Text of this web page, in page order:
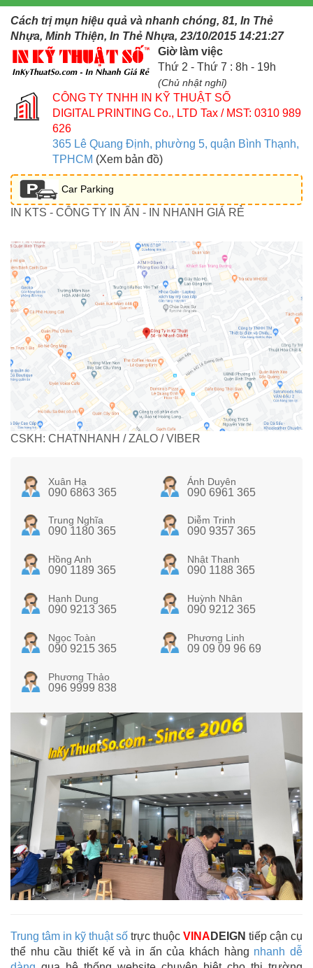
Cách trị mụn hiệu quả và nhanh chóng, 81, In Thẻ
Nhựa, Minh Thiện, In Thẻ Nhựa, 23/10/2015 14:21:27
Giờ làm việc
Thứ 2 - Thứ 7 : 8h - 19h
(Chủ nhật nghỉ)
CÔNG TY TNHH IN KỸ THUẬT SỐ
DIGITAL PRINTING Co., LTD Tax / MST: 0310 989
626
365 Lê Quang Định, phường 5, quận Bình Thạnh,
TPHCM (Xem bản đồ)
Car Parking
IN KTS - CÔNG TY IN ẤN - IN NHANH GIÁ RẺ
CSKH: CHATNHANH / ZALO / VIBER
Xuân Hạ
090 6863 365
Ánh Duyên
090 6961 365
Trung Nghĩa
090 1180 365
Diễm Trinh
090 9357 365
Hồng Anh
090 1189 365
Nhật Thanh
090 1188 365
Hạnh Dung
090 9213 365
Huỳnh Nhân
090 9212 365
Ngọc Toàn
090 9215 365
Phương Linh
09 09 09 96 69
Phương Thảo
096 9999 838
Trung tâm in kỹ thuật số trực thuộc VINA DEIGN tiếp cận cụ
thể nhu cầu thiết kế và in ấn của khách hàng nhanh dễ